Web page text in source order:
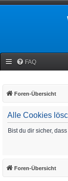
FAQ
Foren-Übersicht
Alle Cookies
Bist du dir sicher,
Foren-Übersicht